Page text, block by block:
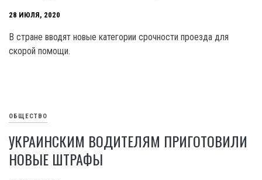
28 ИЮЛЯ, 2020
В стране вводят новые категории срочности проезда для
скорой помощи.
ОБЩЕСТВО
УКРАИНСКИМ ВОДИТЕЛЯМ ПРИГОТОВИЛИ
НОВЫЕ ШТРАФЫ